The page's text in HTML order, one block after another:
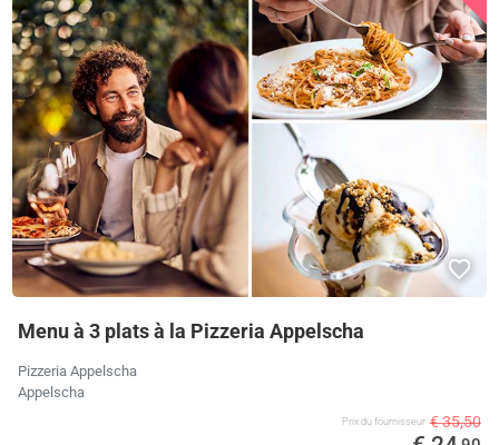
Menu à 3 plats à la Pizzeria Appelscha
Pizzeria Appelscha
Appelscha
Prix ​​du fournisseur € 35,50